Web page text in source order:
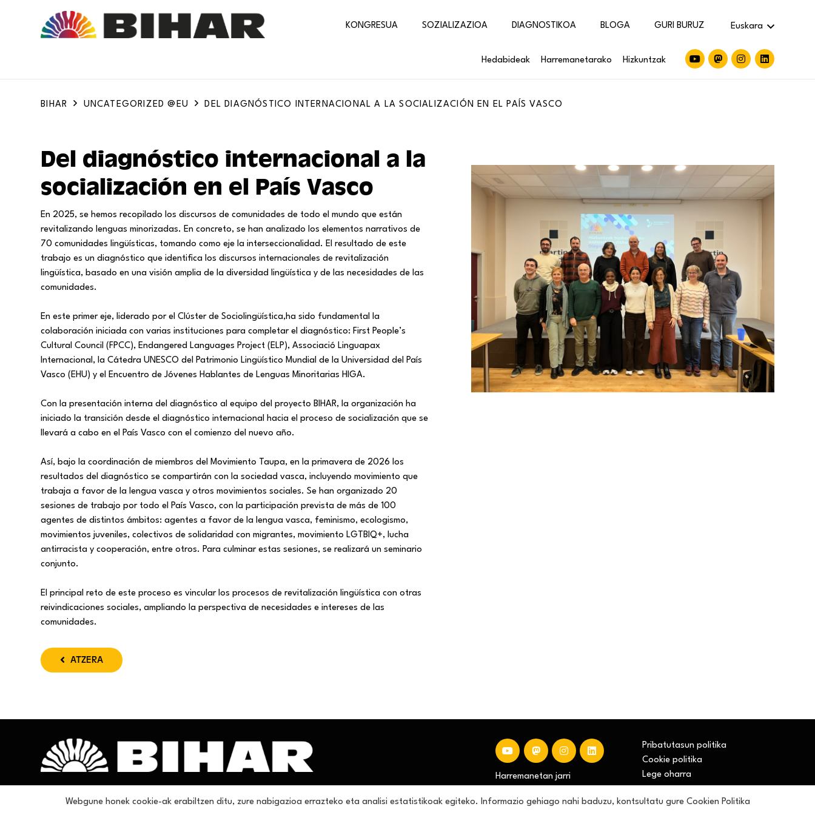
KONGRESUA SOZIALIZAZIOA DIAGNOSTIKOA BLOGA GURI BURUZ Euskara
Hedabideak Harremanetarako Hizkuntzak
BIHAR UNCATEGORIZED @EU DEL DIAGNÓSTICO INTERNACIONAL A LA SOCIALIZACIÓN EN EL PAÍS VASCO
Del diagnóstico internacional a la
socialización en el País Vasco
En 2025, se hemos recopilado los discursos de comunidades de todo el mundo que están
revitalizando lenguas minorizadas. En concreto, se han analizado los elementos narrativos de
70 comunidades lingüísticas, tomando como eje la interseccionalidad. El resultado de este
trabajo es un diagnóstico que identifica los discursos internacionales de revitalización
lingüística, basado en una visión amplia de la diversidad lingüística y de las necesidades de las
comunidades.
En este primer eje, liderado por el Clúster de Sociolingüística,ha sido fundamental la
colaboración iniciada con varias instituciones para completar el diagnóstico: First People’s
Cultural Council (FPCC), Endangered Languages Project (ELP), Associació Linguapax
Internacional, la Cátedra UNESCO del Patrimonio Lingüístico Mundial de la Universidad del País
Vasco (EHU) y el Encuentro de Jóvenes Hablantes de Lenguas Minoritarias HIGA.
Con la presentación interna del diagnóstico al equipo del proyecto BIHAR, la organización ha
iniciado la transición desde el diagnóstico internacional hacia el proceso de socialización que se
llevará a cabo en el País Vasco con el comienzo del nuevo año.
Así, bajo la coordinación de miembros del Movimiento Taupa, en la primavera de 2026 los
resultados del diagnóstico se compartirán con la sociedad vasca, incluyendo movimiento que
trabaja a favor de la lengua vasca y otros movimientos sociales. Se han organizado 20
sesiones de trabajo por todo el País Vasco, con la participación prevista de más de 100
agentes de distintos ámbitos: agentes a favor de la lengua vasca, feminismo, ecologismo,
movimientos juveniles, colectivos de solidaridad con migrantes, movimiento LGTBIQ+, lucha
antirracista y cooperación, entre otros. Para culminar estas sesiones, se realizará un seminario
conjunto.
El principal reto de este proceso es vincular los procesos de revitalización lingüística con otras
reivindicaciones sociales, ampliando la perspectiva de necesidades e intereses de las
comunidades.
ATZERA
Harremanetan jarri
Pribatutasun politika
Cookie politika
Lege oharra
Cookien konfigurazioa aldatu
Webgune honek cookie-ak erabiltzen ditu, zure nabigazioa errazteko eta analisi estatistikoak egiteko. Informazio gehiago nahi baduzu, kontsultatu gure Cookien Politika